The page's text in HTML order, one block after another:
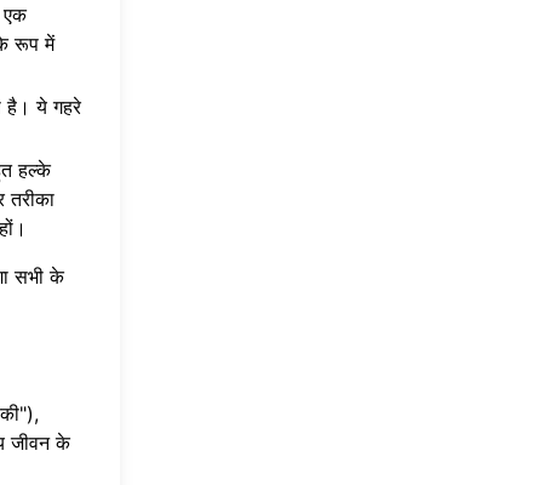
एक
के रूप में
है। ये गहरे
हल्के
सभी के
जीवन के